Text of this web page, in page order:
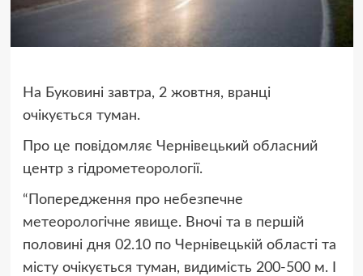
На Буковині завтра, 2 жовтня, вранці
очікується туман.
Про це повідомляє Чернівецький обласний
центр з гідрометеорології.
“Попередження про небезпечне
метеорологічне явище. Вночі та в першій
половині дня 02.10 по Чернівецькій області та
місту очікується туман, видимість 200-500 м. І